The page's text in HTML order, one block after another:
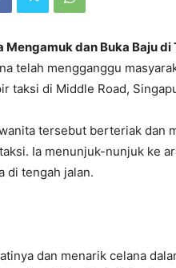
Mengamuk dan Buka Baju di
telah mengganggu
taksi di Middle Road,
tersebut berteriak dan
Ia menunjuk-nunjuk ke
di tengah jalan.
dan menarik celana